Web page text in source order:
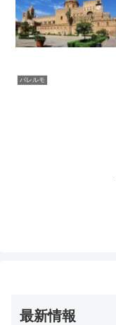
パレルモ
最新情報